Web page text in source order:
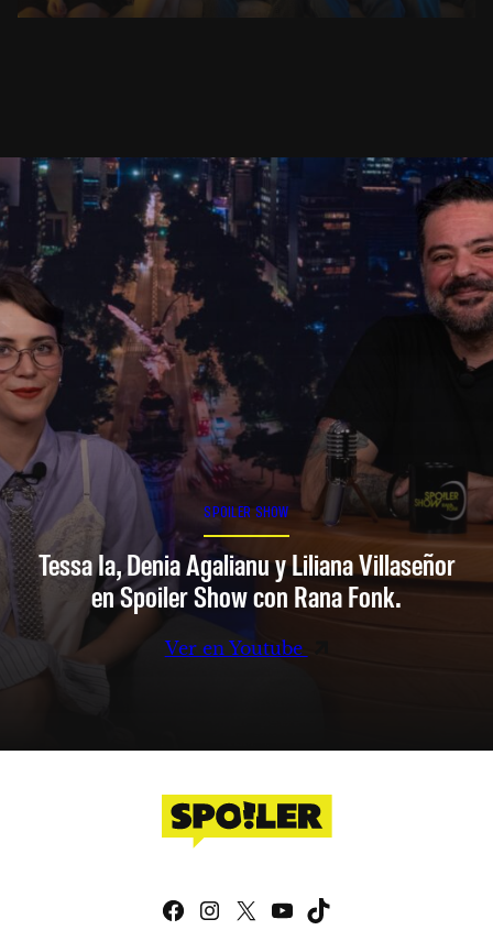
SPOILER SHOW
Tessa Ia, Denia Agalianu y Liliana Villaseñor
en Spoiler Show con Rana Fonk.
Ver en Youtube
Facebook
Instagram
X YouTube